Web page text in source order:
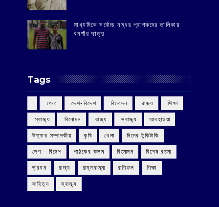
মাধ্যমিকে সর্বোচ্চ নম্বর প্রাপকদের তালিকায়
বনগাঁর ছাত্র
Tags
‌ খেলা ‌ দেশ-বিদেশ ‌ বিনোদন ‌ রাজ্য ‌ শিক্ষা
‌ স্বাস্থ্য ‌ বিনোদন ‌ রাজ্য ‌ স্বাস্থ্য আবহাওয়া
উত্তর সম্পাদকীয় কৃষি খেলা দিনের টুকিটাকি
দেশ - বিদেশ পাঠকের কলম বিনোদন বিশেষ রচনা
ভ্রমন রাজ্য রান্নাবান্না রাশিফল শিক্ষা
সাহিত্য স্বাস্থ্য